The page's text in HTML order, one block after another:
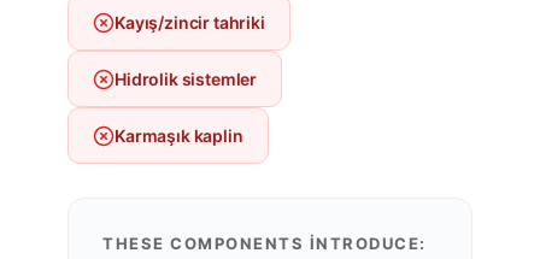
Kayış/zincir tahriki
Hidrolik sistemler
Karmaşık kaplin
THESE COMPONENTS INTRODUCE: